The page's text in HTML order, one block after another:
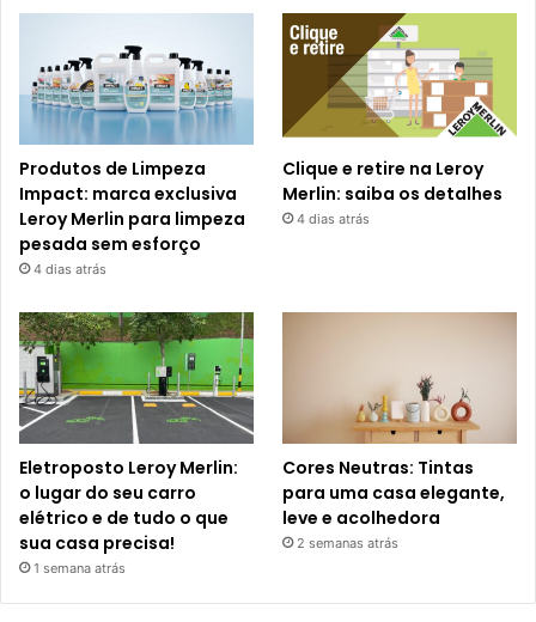
Produtos de Limpeza
Impact: marca exclusiva
Leroy Merlin para limpeza
pesada sem esforço
4 dias atrás
Clique e retire na Leroy
Merlin: saiba os detalhes
4 dias atrás
Eletroposto Leroy Merlin:
o lugar do seu carro
elétrico e de tudo o que
sua casa precisa!
1 semana atrás
Cores Neutras: Tintas
para uma casa elegante,
leve e acolhedora
2 semanas atrás